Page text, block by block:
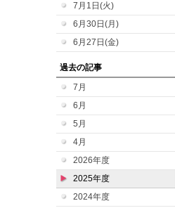
7月1日(火)
6月30日(月)
6月27日(金)
過去の記事
7月
6月
5月
4月
2026年度
2025年度
2024年度